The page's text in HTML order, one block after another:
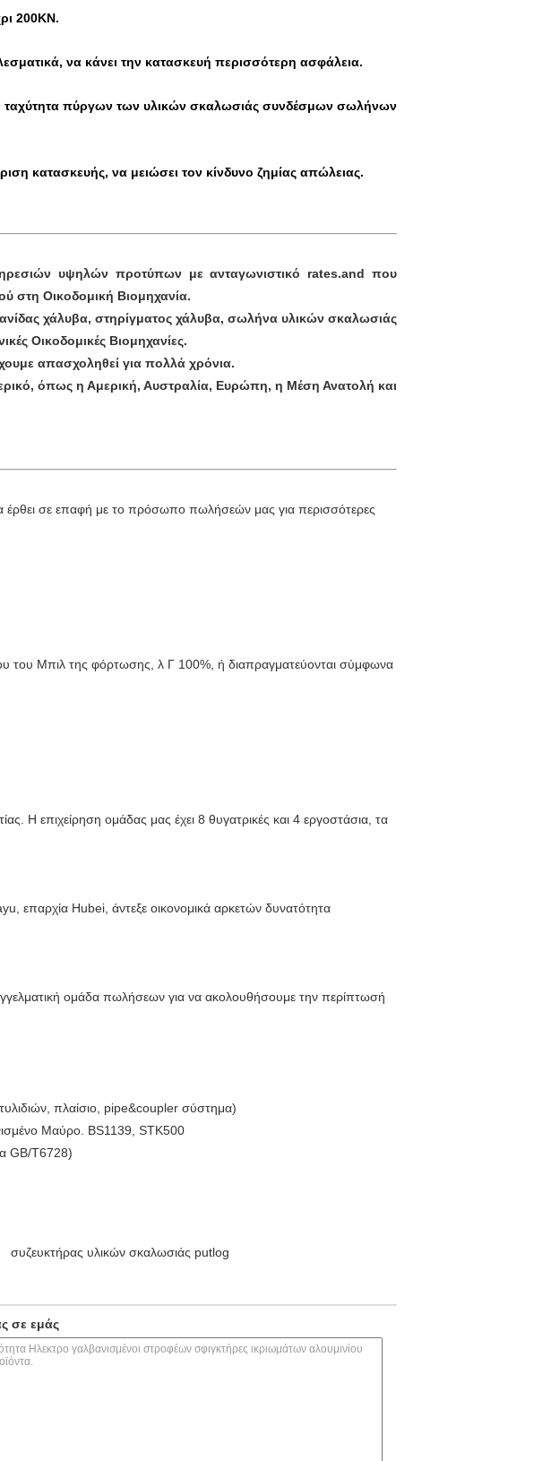
200KN.
να κάνει την κατασκευή περισσότερη ασφάλεια.
ταχύτητα πύργων των υλικών σκαλωσιάς συνδέσμων σωλήνων
κατασκευής, να μειώσει τον κίνδυνο ζημίας απώλειας.
υψηλών προτύπων με ανταγωνιστικό rates.and που
στη Οικοδομική Βιομηχανία.
χάλυβα, στηρίγματος χάλυβα, σωλήνα υλικών σκαλωσιάς
Οικοδομικές Βιομηχανίες.
απασχοληθεί για πολλά χρόνια.
όπως η Αμερική, Αυστραλία, Ευρώπη, η Μέση Ανατολή και
έρθει σε επαφή με το πρόσωπο πωλήσεών μας για περισσότερες
του Μπιλ της φόρτωσης, λ Γ 100%, ή διαπραγματεύονται σύμφωνα
Η επιχείρηση ομάδας μας έχει 8 θυγατρικές και 4 εργοστάσια, τα
επαρχία Hubei, άντεξε οικονομικά αρκετών δυνατότητα
ομάδα πωλήσεων για να ακολουθήσουμε την περίπτωσή
πλαίσιο, pipe&coupler σύστημα)
Μαύρο. BS1139, STK500
GB/T6728)
συζευκτήρας υλικών σκαλωσιάς putlog
σε εμάς